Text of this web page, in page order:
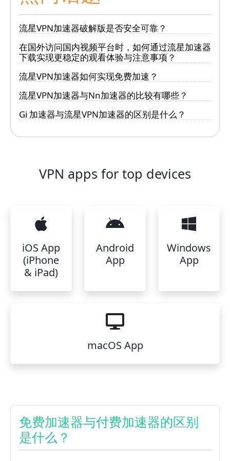
VPN apps for top devices
iOS App
(iPhone
& iPad)
Android
App
Windows
App
macOS App
免费加速器与付费加速器的区别
是什么？
流星VPN加速器破解版是否安全可靠？
在国外访问国内视频平台时，如何通过流星加速器
下载实现更稳定的观看体验与注意事项？
流星VPN加速器如何实现免费加速？
流星VPN加速器与Nn加速器的比较有哪些？
Gi 加速器与流星VPN加速器的区别是什么？